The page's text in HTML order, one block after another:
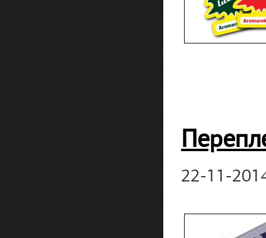
22-11-